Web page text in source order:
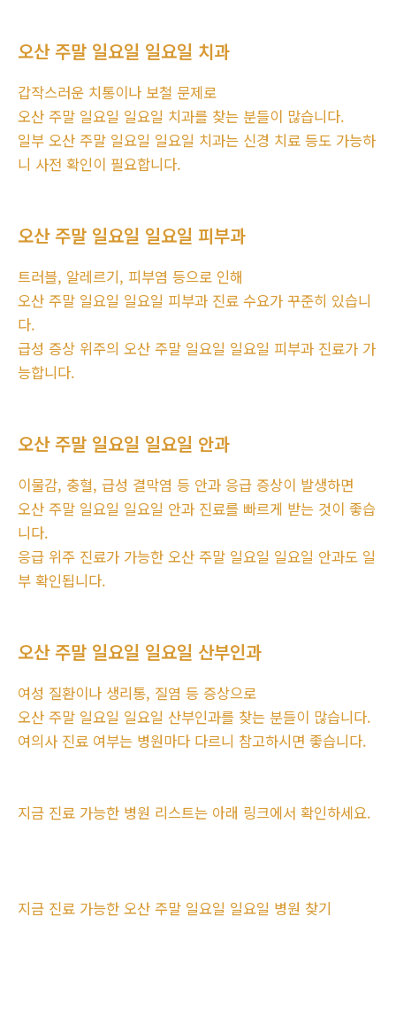
오산 주말 일요일 일요일 치과
갑작스러운 치통이나 보철 문제로
오산 주말 일요일 일요일 치과를 찾는 분들이 많습니다.
일부 오산 주말 일요일 일요일 치과는 신경 치료 등도 가능하
니 사전 확인이 필요합니다.
오산 주말 일요일 일요일 피부과
트러블, 알레르기, 피부염 등으로 인해
오산 주말 일요일 일요일 피부과 진료 수요가 꾸준히 있습니
다.
급성 증상 위주의 오산 주말 일요일 일요일 피부과 진료가 가
능합니다.
오산 주말 일요일 일요일 안과
이물감, 충혈, 급성 결막염 등 안과 응급 증상이 발생하면
오산 주말 일요일 일요일 안과 진료를 빠르게 받는 것이 좋습
니다.
응급 위주 진료가 가능한 오산 주말 일요일 일요일 안과도 일
부 확인됩니다.
오산 주말 일요일 일요일 산부인과
여성 질환이나 생리통, 질염 등 증상으로
오산 주말 일요일 일요일 산부인과를 찾는 분들이 많습니다.
여의사 진료 여부는 병원마다 다르니 참고하시면 좋습니다.
지금 진료 가능한 병원 리스트는 아래 링크에서 확인하세요.
지금 진료 가능한 오산 주말 일요일 일요일 병원 찾기